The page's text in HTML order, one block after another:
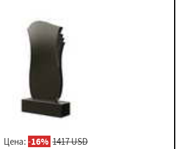
Цена: -16% 1417 USD